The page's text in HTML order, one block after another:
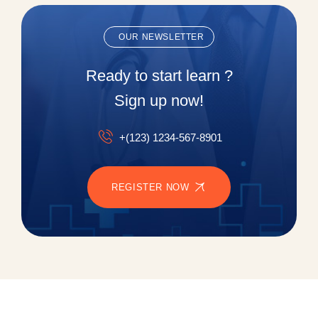
OUR NEWSLETTER
Ready to start learn ?
Sign up now!
+(123) 1234-567-8901
REGISTER NOW